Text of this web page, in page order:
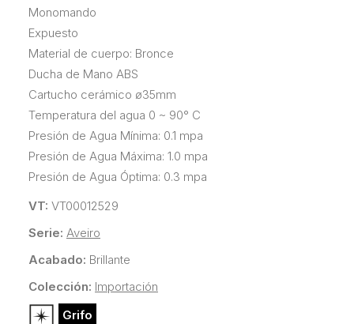
Monomando
Expuesto
Material de cuerpo: Bronce
Ducha de Mano ABS
Cartucho cerámico ø35mm
Temperatura del agua 0 ~ 90° C
Presión de Agua Mínima: 0.1 mpa
Presión de Agua Máxima: 1.0 mpa
Presión de Agua Óptima: 0.3 mpa
VT: VT00012529
Serie: Aveiro
Acabado: Brillante
Colección: Importación
Grifo